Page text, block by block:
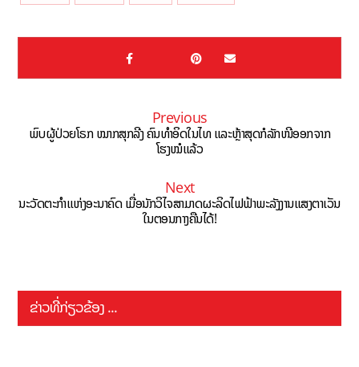
Previous
ພົບຜູ້ປ່ວຍໂຣກ ໝາກສຸກລີງ ຄົນທຳອິດໃນໄທ ແລະຫຼ້າສຸດກໍລັກໜີອອກຈາກ
ໂຮງໝໍແລ້ວ
Next
ນະວັດຕະກຳແຫ່ງອະນາຄົດ ເມື່ອນັກວິໄຈສາມາດຜະລິດໄຟຟ້າພະລັງງານແສງຕາເວັນ
ໃນຕອນກາງຄືນໄດ້!
ຂ່າວທີ່ກ່ຽວຂ້ອງ ...